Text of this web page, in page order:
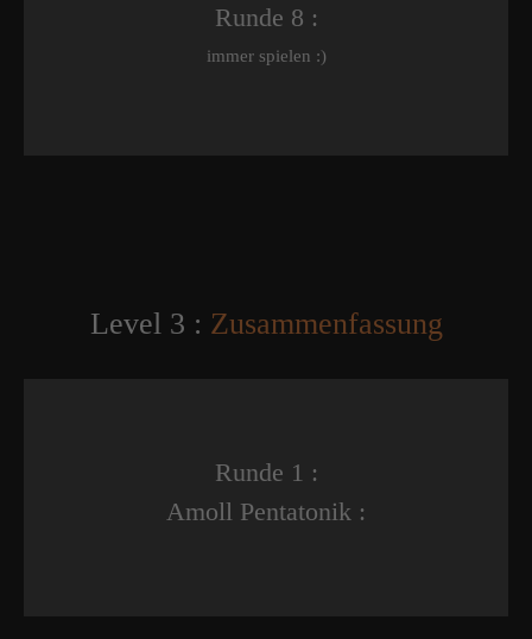
Runde 8 :
immer spielen :)
Level 3 : Zusammenfassung
Runde 1 :
Amoll Pentatonik :